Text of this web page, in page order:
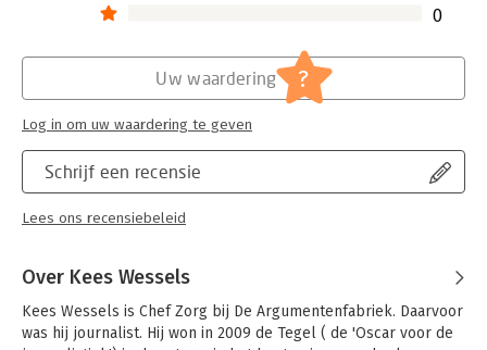
0
Schrijf een recensie
Lees ons recensiebeleid
Uw waardering ?
Log in om uw waardering te geven
Over Kees Wessels
Kees Wessels is Chef Zorg bij De Argumentenfabriek. Daarvoor
was hij journalist. Hij won in 2009 de Tegel ( de 'Oscar voor de